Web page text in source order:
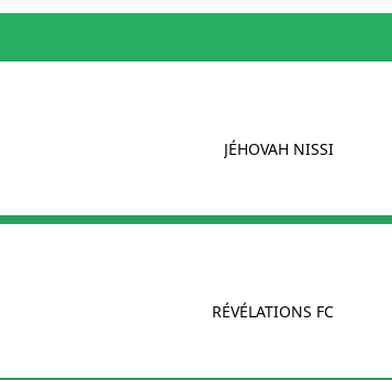
JÉHOVAH NISSI
RÉVÉLATIONS FC